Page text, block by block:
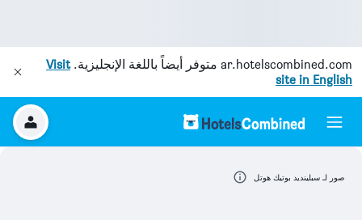
ar.hotelscombined.com متوفر أيضاً باللغة الإنجليزية.Visit
site in English
صور لـ سبلينديد بوتيك هوتل